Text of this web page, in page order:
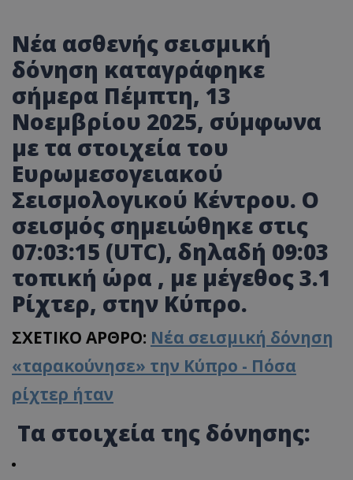
Νέα ασθενής σεισμική
δόνηση καταγράφηκε
σήμερα Πέμπτη, 13
Νοεμβρίου 2025, σύμφωνα
με τα στοιχεία του
Ευρωμεσογειακού
Σεισμολογικού Κέντρου. Ο
σεισμός σημειώθηκε στις
07:03:15 (UTC), δηλαδή 09:03
τοπική ώρα , με μέγεθος3.1
Ρίχτερ, στην Kύπρο.
ΣΧΕΤΙΚΟ ΑΡΘΡΟ: Νέα σεισμική δόνηση
«ταρακούνησε» την Κύπρο - Πόσα
ρίχτερ ήταν
Τα στοιχεία της δόνησης: